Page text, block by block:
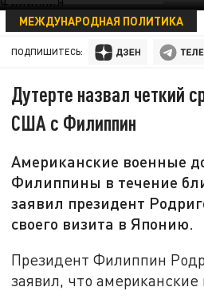
МЕЖДУНАРОДНАЯ ПОЛИТИКА
26 ОКТЯБРЯ 15:59
ПОДПИШИТЕСЬ:
Дутерте назвал четкий
США с Филиппин
Американские военные
Филиппины в течение
заявил президент
своего визита в Японию.
Президент Филиппин
заявил, что